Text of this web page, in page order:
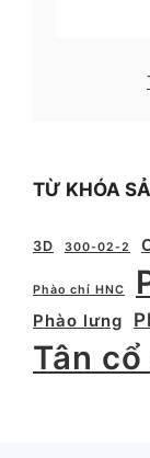
TỪ KHÓA
3D 300-02-2
Phào chỉ HNC
Phào lưng
Tân